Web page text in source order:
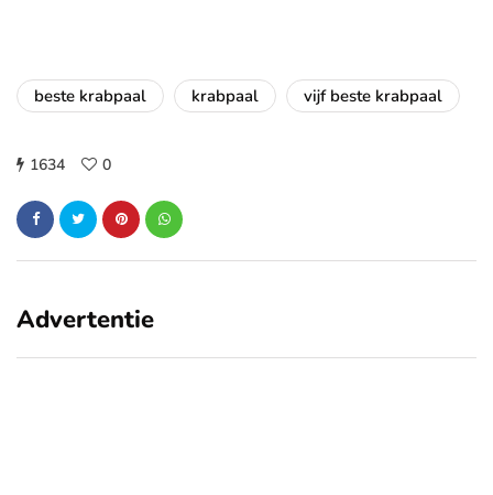
beste krabpaal krabpaal vijf beste krabpaal
1634 0
Advertentie